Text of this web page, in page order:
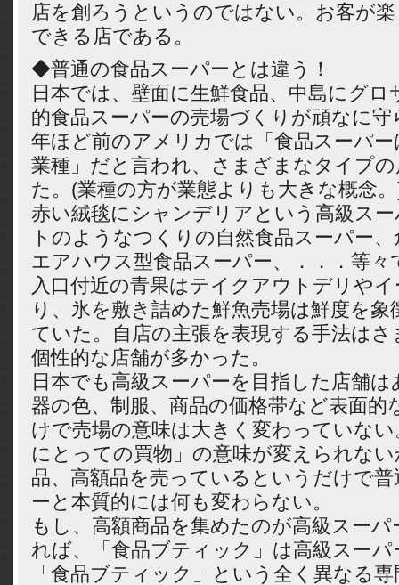
店を創ろうというのではない。お客が
できる店である。
◆普通の食品スーパーとは違う！
日本では、壁面に生鮮食品、中島にグロ
的食品スーパーの売場づくりが頑なに
年ほど前のアメリカでは「食品スーパ
業種」だと言われ、さまざまなタイプ
た。(業種の方が業態よりも大きな概念
赤い絨毯にシャンデリアという高級ス
トのようなつくりの自然食品スーパー
エアハウス型食品スーパー、．．．等々
入口付近の青果はテイクアウトデリや
り、氷を敷き詰めた鮮魚売場は鮮度を
ていた。自店の主張を表現する手法は
個性的な店舗が多かった。
日本でも高級スーパーを目指した店舗
器の色、制服、商品の価格帯など表面的
けで売場の意味は大きく変わっていな
にとっての買物」の意味が変えられな
品、高額品を売っているというだけで
ーと本質的には何も変わらない。
もし、高額商品を集めたのが高級スー
れば、「食品ブティック」は高級スー
「食品ブティック」という全く異なる